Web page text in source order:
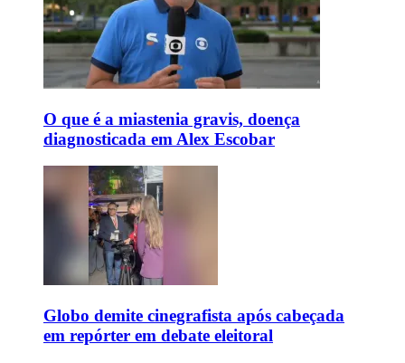
O que é a miastenia gravis, doença
diagnosticada em Alex Escobar
Globo demite cinegrafista após cabeçada
em repórter em debate eleitoral